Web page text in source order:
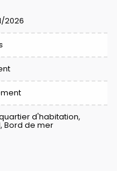
2026
d'habitation,
Bord de mer